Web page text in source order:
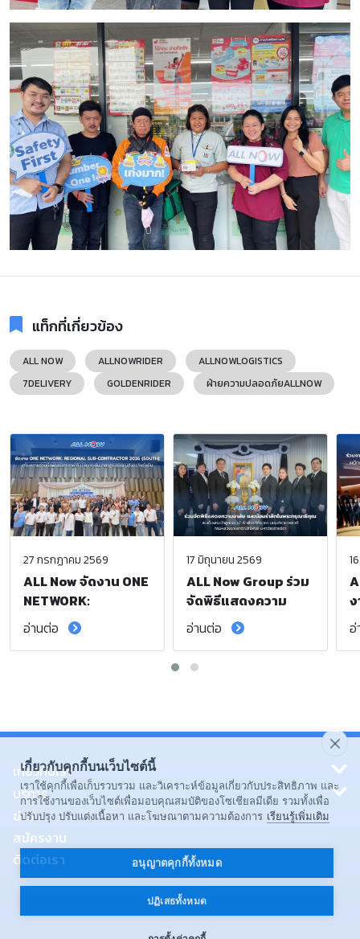
แท็กที่เกี่ยวข้อง
ALL NOW ALLNOWRIDER
ALLNOWLOGISTICS
7DELIVERY
GOLDENRIDER ฝ่ายความปลอดภัยALLNOW
27 กรกฏาคม 2569
ALL Now จัดงาน ONE
NETWORK:
Regional Sub-
Contractor 2026
อย่างยั่งยืน
อ่านต่อ
17 มิถุนายน 2569
ALL Now Group ร่วม
จัดพิธีแสดงความ
อาลัย และน้อมรำลึก
ในพระกรุณาธิคุณ
เจ้าฟ้าพัชรกิติยาภา
สิริพัชร มหาวัชรราช
อ่านต่อ
เกี่ยวกับเรา
บริการ
ข่าว
สมัครงาน
ติดต่อเรา
เกี่ยวกับคุกกี้บนเว็บไซต์นี้
เราใช้คุกกี้เพื่อเก็บรวบรวม และวิเคราะห์ข้อมูลเกี่ยวกับประสิทธิภาพ และ
การใช้งานของเว็บไซต์เพื่อมอบคุณสมบัติของโซเชียลมีเดีย รวมทั้งเพื่อ
ปรับปรุง ปรับแต่งเนื้อหา และโฆษณาตามความต้องการ เรียนรู้เพิ่มเติม
อนุญาตคุกกี้ทั้งหมด
ปฏิเสธทั้งหมด